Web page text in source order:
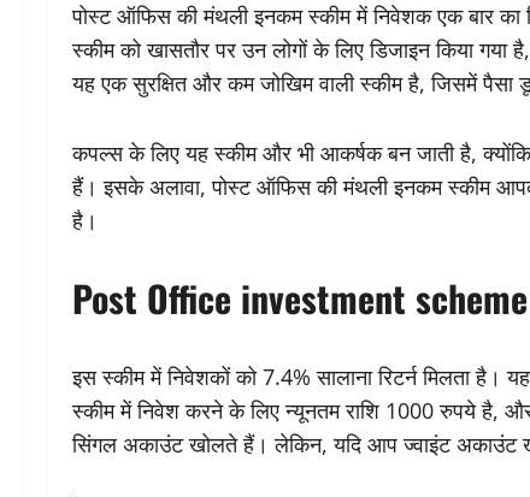
पोस्ट ऑफिस की मंथली इनकम स्कीम में निवेशक एक बार
स्कीम को खासतौर पर उन लोगों के लिए डिजाइन किया गया
यह एक सुरक्षित और कम जोखिम वाली स्कीम है, जिसमें पैसा
कपल्स के लिए यह स्कीम और भी आकर्षक बन जाती है,
हैं। इसके अलावा, पोस्ट ऑफिस की मंथली इनकम स्कीम आपको
है।
Post Office investment
इस स्कीम में निवेशकों को 7.4% सालाना रिटर्न मिलता है।
स्कीम में निवेश करने के लिए न्यूनतम राशि 1000 रुपये
सिंगल अकाउंट खोलते हैं। लेकिन, यदि आप ज्वाइंट अकाउंट